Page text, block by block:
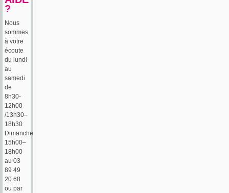
?
Nous
sommes
à votre
écoute
du lundi
au
samedi
de
8h30-
12h00
/13h30–
18h30
Dimanche
15h00–
18h00
au 03
89 49
20 68
ou par